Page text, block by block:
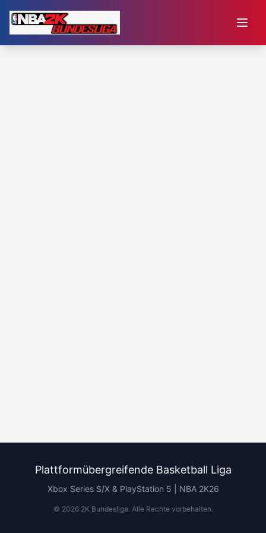
Plattformübergreifende Basketball Liga
Xbox Series S/X & PlayStation 5 | NBA 2K26
© 20262K Bundesliga. Alle Rechte vorbehalten.